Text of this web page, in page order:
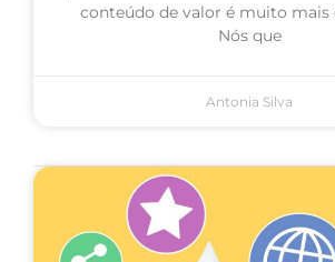
conteúdo de valor é muito mais
Nós que
Antonia Silva